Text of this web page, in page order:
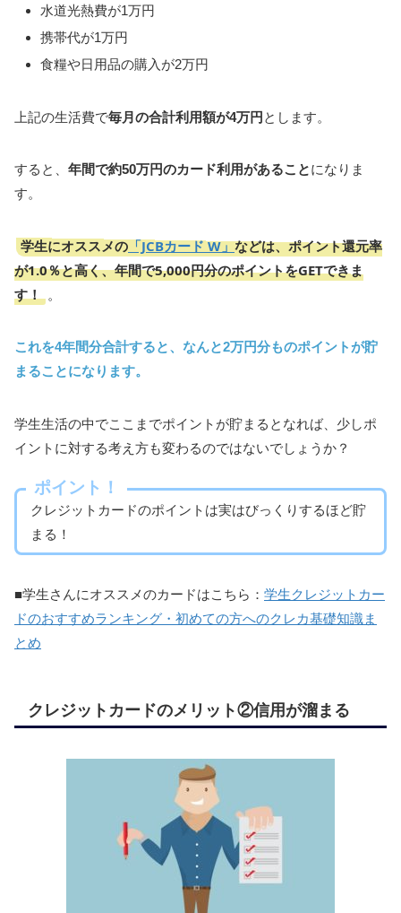
水道光熱費が1万円
携帯代が1万円
食糧や日用品の購入が2万円
上記の生活費で毎月の合計利用額が4万円 とします。
すると、 年間で約50万円のカード利用があることになりま
す。
学生にオススメの「JCBカード W」などは、ポイント還元率
が1.0％と高く、年間で5,000円分のポイントをGETできま
す！
。
これを4年間分合計すると、なんと2万円分ものポイントが貯
まることになります。
学生生活の中でここまでポイントが貯まるとなれば、少しポ
イントに対する考え方も変わるのではないでしょうか？
ポイント！
クレジットカードのポイントは実はびっくりするほど貯
まる！
■学生さんにオススメのカードはこちら： 学生クレジットカー
ドのおすすめランキング・初めての方へのクレカ基礎知識ま
とめ
クレジットカードのメリット②信用が溜まる